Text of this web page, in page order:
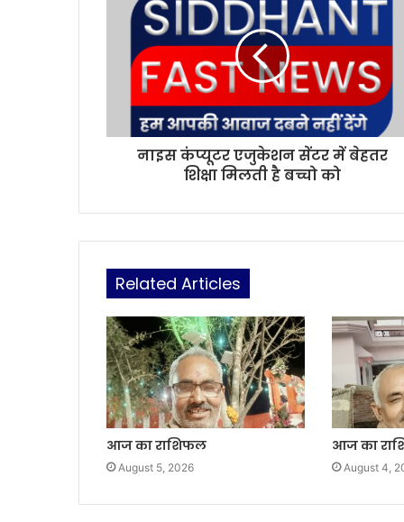
नाइस कंप्यूटर एजुकेशन सेंटर में बेहतर
शिक्षा मिलती है बच्चो को
Related Articles
आज का राशिफल
August 5, 2026
आज का
August 4,